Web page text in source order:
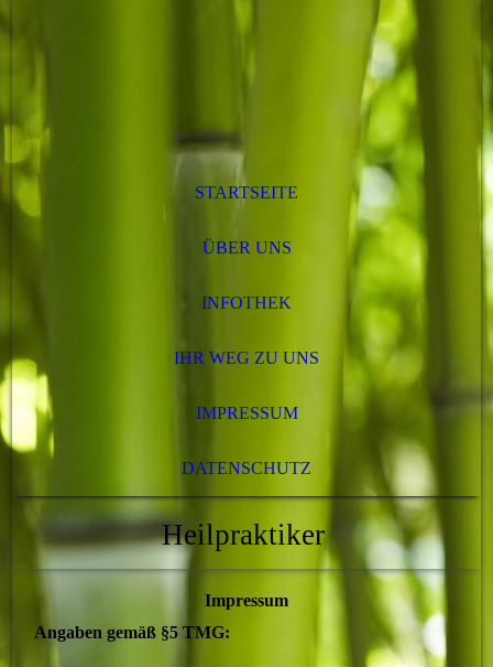
STARTSEITE
ÜBER UNS
INFOTHEK
IHR WEG ZU UNS
IMPRESSUM
DATENSCHUTZ
Heilpraktiker
Impressum
Angaben gemäß §5 TMG: